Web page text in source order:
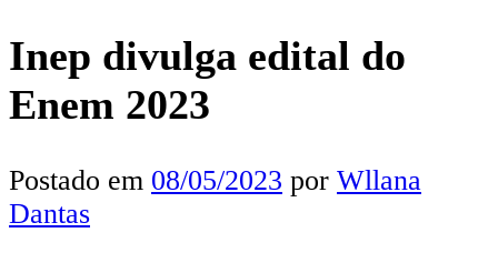
Inep divulga edital do
Enem 2023
Postado em 08/05/2023 por Wllana
Dantas